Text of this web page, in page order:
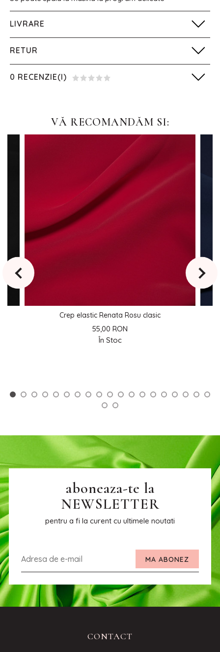
LIVRARE
RETUR
0 RECENZIE(I)
VĂ RECOMANDĂM SI:
Crep elastic Renata Rosu clasic
55,00 RON
În Stoc
aboneaza-te la
NEWSLETTER
pentru a fi la curent cu ultimele noutati
MA ABONEZ
CONTACT